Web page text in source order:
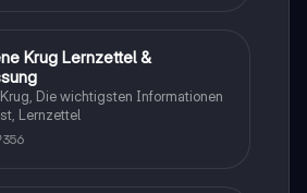
Krug Lernzettel &
Die wichtigsten Informationen
Lernzettel
356